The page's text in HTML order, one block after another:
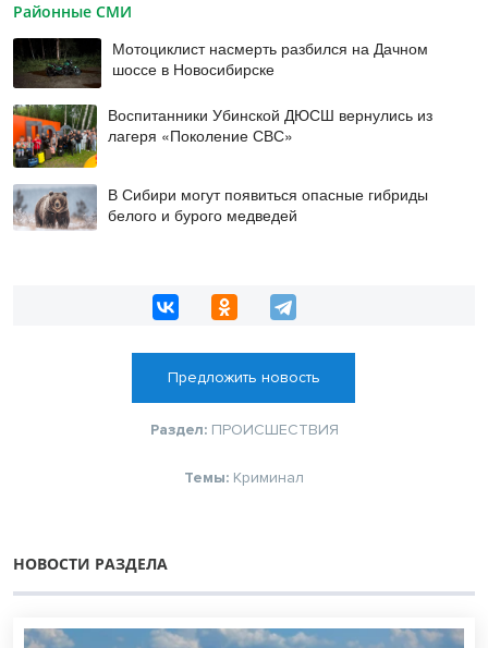
Районные СМИ
Мотоциклист насмерть разбился на Дачном
шоссе в Новосибирске
Воспитанники Убинской ДЮСШ вернулись из
лагеря «Поколение СВС»
В Сибири могут появиться опасные гибриды
белого и бурого медведей
Предложить новость
Раздел: ПРОИСШЕСТВИЯ
Темы: Криминал
НОВОСТИ РАЗДЕЛА